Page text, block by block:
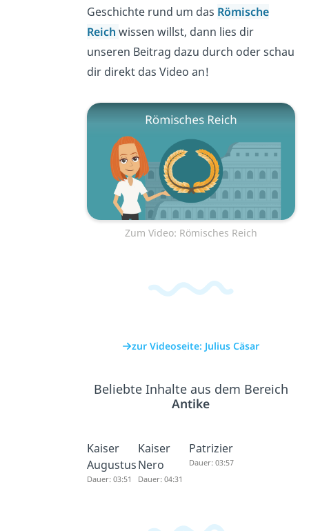
Geschichte rund um das Römische
Reich wissen willst, dann lies dir
unseren Beitrag dazu durch oder schau
dir direkt das Video an!
Zum Video: Römisches Reich
zur Videoseite: Julius Cäsar
Beliebte Inhalte aus dem Bereich
Antike
Kaiser
Augustus
Dauer: 03:51
Kaiser
Nero
Dauer: 04:31
Patrizier
Dauer: 03:57